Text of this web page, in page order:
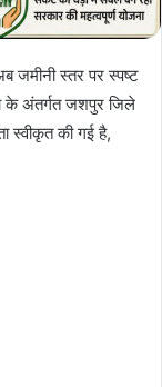
जमीनी स्तर पर स्पष्ट
के अंतर्गत जशपुर जिले
स्वीकृत की गई है,